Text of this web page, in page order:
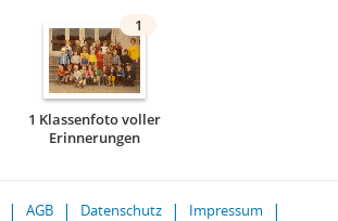
1
1 Klassenfoto voller
Erinnerungen
AGB Datenschutz Impressum